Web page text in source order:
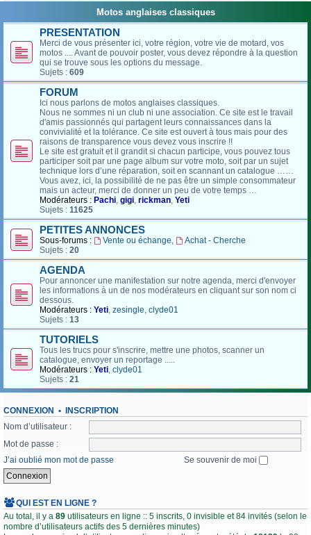
Motos anglaises classiques
PRESENTATION
Merci de vous présenter ici, votre région, votre vie de motard, vos
motos .... Avant de pouvoir poster, vous devez répondre à la question
qui se trouve sous les options du message.
Sujets : 609
FORUM
Ici nous parlons de motos anglaises classiques.
Nous ne sommes ni un club ni une association. Ce site est le travail
d'amis passionnés qui partagent leurs connaissances dans la
convivialité et la tolérance. Ce site est ouvert à tous mais pour des
raisons de transparence vous devez vous inscrire !!
Le site est gratuit et il grandit si chacun participe, vous pouvez tous
participer soit par une page album sur votre moto, soit par un sujet
technique lors d’une réparation, soit en scannant un catalogue ……
Vous avez, ici, la possibilité de ne pas être un simple consommateur
mais un acteur, merci de donner un peu de votre temps …
Modérateurs : Pachi, gigi, rickman, Yeti
Sujets : 11625
PETITES ANNONCES
Sous-forums : Vente ou échange,
Achat - Cherche
Sujets : 20
AGENDA
Pour annoncer une manifestation sur notre agenda, merci d'envoyer
les informations à un de nos modérateurs en cliquant sur son nom ci
dessous.
Modérateurs : Yeti, zesingle, clyde01
Sujets : 13
TUTORIELS
Tous les trucs pour s'inscrire, mettre une photos, scanner un
catalogue, envoyer un reportage .....
Modérateurs : Yeti, clyde01
Sujets : 21
CONNEXION • INSCRIPTION
Nom d’utilisateur :
Mot de passe :
J’ai oublié mon mot de passe
Se souvenir de moi
QUI EST EN LIGNE ?
Au total, il y a 89 utilisateurs en ligne :: 5 inscrits, 0 invisible et 84 invités (selon le
nombre d’utilisateurs actifs des 5 dernières minutes)